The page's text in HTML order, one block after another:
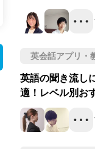
プロが徹底評価！
英会話アプリ・
英語の聞き流し
適！レベル別お